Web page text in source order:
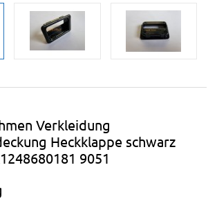
Verkleidung
Heckklappe schwarz
9051